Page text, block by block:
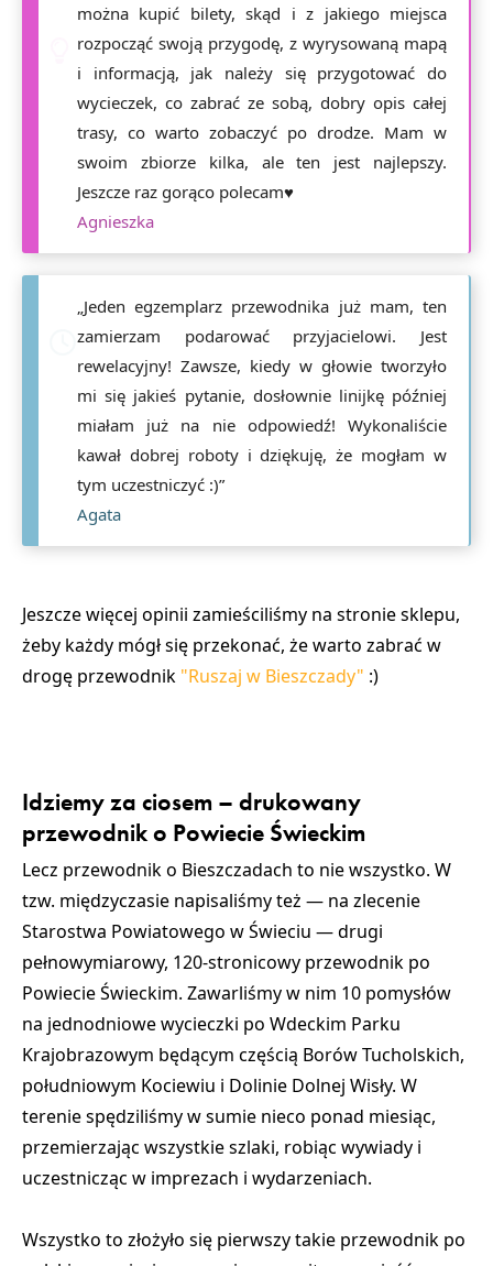
można kupić bilety, skąd i z jakiego miejsca
rozpocząć swoją przygodę, z wyrysowaną mapą
i informacją, jak należy się przygotować do
wycieczek, co zabrać ze sobą, dobry opis całej
trasy, co warto zobaczyć po drodze. Mam w
swoim zbiorze kilka, ale ten jest najlepszy.
Jeszcze raz gorąco polecam♥️
Agnieszka
„Jeden egzemplarz przewodnika już mam, ten
zamierzam podarować przyjacielowi. Jest
rewelacyjny! Zawsze, kiedy w głowie tworzyło
mi się jakieś pytanie, dosłownie linijkę później
miałam już na nie odpowiedź! Wykonaliście
kawał dobrej roboty i dziękuję, że mogłam w
tym uczestniczyć :)”
Agata
Jeszcze więcej opinii zamieściliśmy na stronie sklepu,
żeby każdy mógł się przekonać, że warto zabrać w
drogę przewodnik "Ruszaj w Bieszczady" :)
Idziemy za ciosem – drukowany
przewodnik o Powiecie Świeckim
Lecz przewodnik o Bieszczadach to nie wszystko. W
tzw. międzyczasie napisaliśmy też — na zlecenie
Starostwa Powiatowego w Świeciu — drugi
pełnowymiarowy, 120-stronicowy przewodnik po
Powiecie Świeckim. Zawarliśmy w nim 10 pomysłów
na jednodniowe wycieczki po Wdeckim Parku
Krajobrazowym będącym częścią Borów Tucholskich,
południowym Kociewiu i Dolinie Dolnej Wisły. W
terenie spędziliśmy w sumie nieco ponad miesiąc,
przemierzając wszystkie szlaki, robiąc wywiady i
uczestnicząc w imprezach i wydarzeniach.
Wszystko to złożyło się pierwszy takie przewodnik po